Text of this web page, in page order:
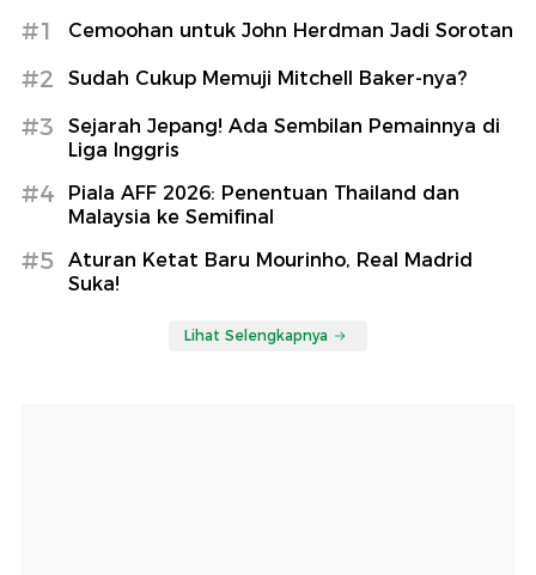
#1 Cemoohan untuk John Herdman Jadi Sorotan
#2 Sudah Cukup Memuji Mitchell Baker-nya?
#3
Sejarah Jepang! Ada Sembilan Pemainnya di
Liga Inggris
#4
Piala AFF 2026: Penentuan Thailand dan
Malaysia ke Semifinal
#5
Aturan Ketat Baru Mourinho, Real Madrid
Suka!
Lihat Selengkapnya